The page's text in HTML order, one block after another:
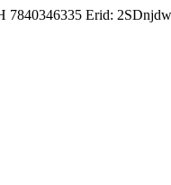
Erid: